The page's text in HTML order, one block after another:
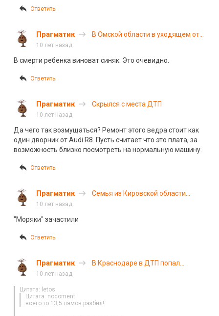
Ответить
Прагматик
В Омской области в уходящем от
10 лет назад
В смерти ребенка виноват синяк. Это очевидно.
Ответить
Прагматик Скрылся с места ДТП
10 лет назад
Да чего так возмущаться? Ремонт этого ведра стоит как
один дворник от Audi R8. Пусть считает что это плата, за
возможность близко посмотреть на нормальную машину.
Ответить
Прагматик
Семья из Кировской области
10 лет назад
"Моряки" зачастили
Ответить
Прагматик
В Краснодаре в ДТП попал
10 лет назад
Цитата: letos
Цитата: nocoment
всего то 13,5 лямов разбил!